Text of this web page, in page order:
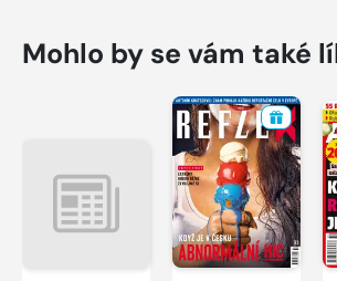
Mohlo by se vám také